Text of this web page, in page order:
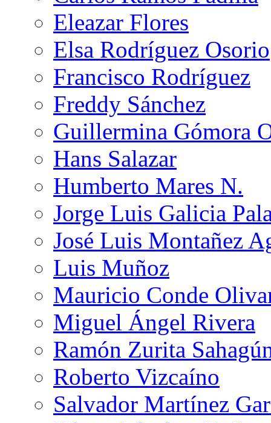
Eleazar Flores
Elsa Rodríguez Osorio
Francisco Rodríguez
Freddy Sánchez
Guillermina Gómora
Hans Salazar
Humberto Mares N.
Jorge Luis Galicia
José Luis Montañez
Luis Muñoz
Mauricio Conde
Miguel Ángel Rivera
Ramón Zurita
Roberto Vizcaíno
Salvador Martínez